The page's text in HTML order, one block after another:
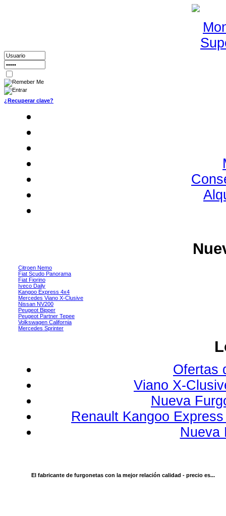
¿Recuperar clave?
Citroen Nemo
Fiat Scudo Panorama
Fiat Fiorino
Iveco Daily
Kangoo Express 4x4
Mercedes Viano X-Clusive
Nissan NV200
Peugeot Bipper
Peugeot Partner Tepee
Volkswagen California
Mercedes Sprinter
Ofertas
Viano X-
Nueva
Renault Kangoo
Nueva
El fabricante de furgonetas con la mejor relación calidad - precio es...